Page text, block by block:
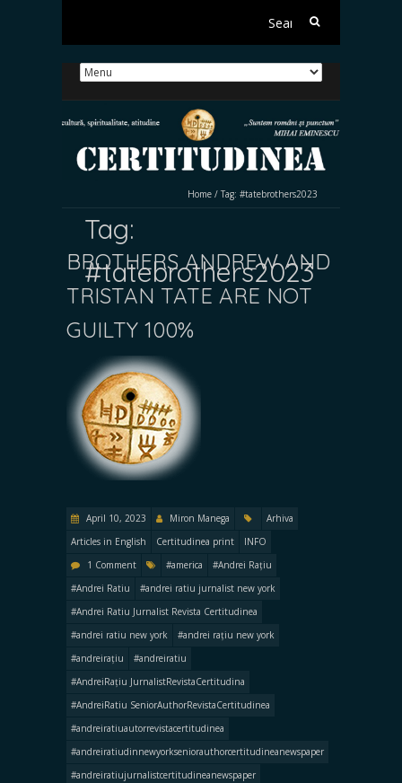
Search
Home / Tag: #tatebrothers2023
Tag:
#tatebrothers2023
BROTHERS ANDREW AND
TRISTAN TATE ARE NOT
GUILTY 100%
April 10, 2023 Miron Manega
Arhiva
Articles in English
Certitudinea print
INFO
1 Comment
#america
#Andrei Rațiu
#Andrei Ratiu
#andrei ratiu jurnalist new york
#Andrei Ratiu Jurnalist Revista Certitudinea
#andrei ratiu new york
#andrei rațiu new york
#andreirațiu
#andreiratiu
#AndreiRațiu JurnalistRevistaCertitudina
#AndreiRatiu SeniorAuthorRevistaCertitudinea
#andreiratiuautorrevistacertitudinea
#andreiratiudinnewyorkseniorauthorcertitudineanewspaper
#andreiratiujurnalistcertitudineanewspaper